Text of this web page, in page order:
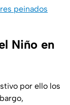
peinados
Niño en
por ello los